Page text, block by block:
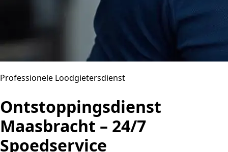
Professionele Loodgietersdienst
Ontstoppingsdienst
Maasbracht – 24/7
Spoedservice